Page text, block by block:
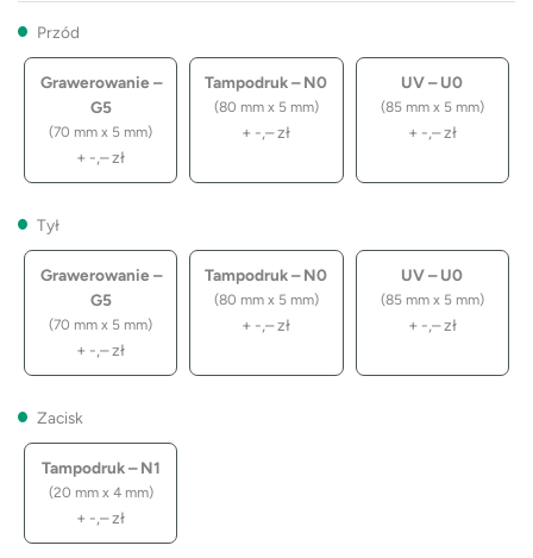
Przód
Grawerowanie –
G5
(70 mm x 5 mm)
+ -,–zł
Tampodruk – N0
(80 mm x 5 mm)
+ -,–zł
UV – U0
(85 mm x 5 mm)
+ -,–zł
Tył
Grawerowanie –
G5
(70 mm x 5 mm)
+ -,–zł
Tampodruk – N0
(80 mm x 5 mm)
+ -,–zł
UV – U0
(85 mm x 5 mm)
+ -,–zł
Zacisk
Tampodruk – N1
(20 mm x 4 mm)
+ -,–zł